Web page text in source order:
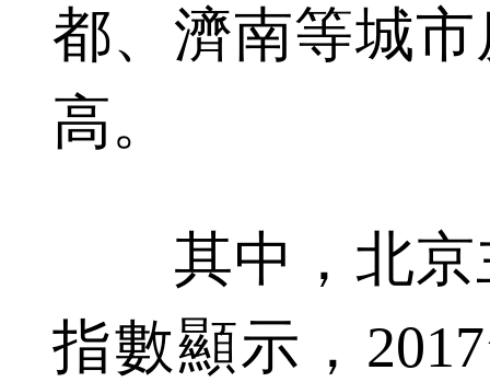
都、濟南等城
高。
其中，北京
指數顯示，